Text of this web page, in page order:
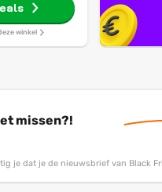
winkel
missen?!
je dat je de nieuwsbrief van Black